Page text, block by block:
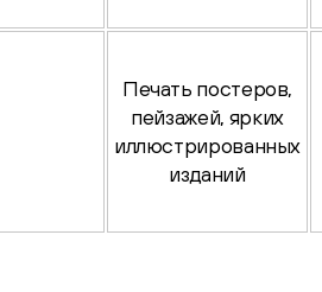
Печать постеров,
пейзажей, ярких
иллюстрированных
изданий